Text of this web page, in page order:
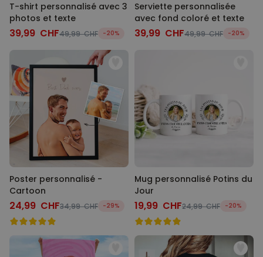
T-shirt personnalisé avec 3
photos et texte
39,99 CHF49,99 CHF -20%
Serviette personnalisée
avec fond coloré et texte
39,99 CHF49,99 CHF -20%
Poster personnalisé -
Cartoon
24,99 CHF34,99 CHF -29%
Mug personnalisé Potins du
Jour
19,99 CHF24,99 CHF -20%